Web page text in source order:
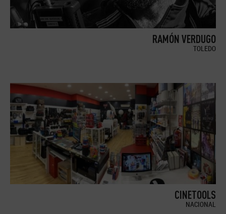
RAMÓN VERDUGO
TOLEDO
CINETOOLS
NACIONAL